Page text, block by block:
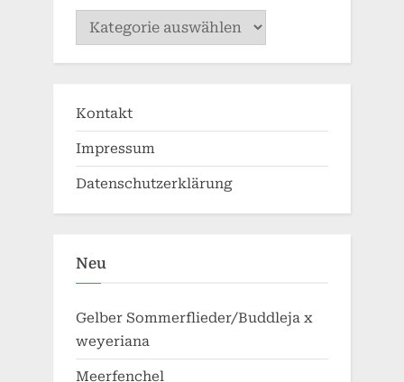
Kategorien
Kontakt
Impressum
Datenschutzerklärung
Neu
Gelber Sommerflieder/Buddleja x
weyeriana
Meerfenchel